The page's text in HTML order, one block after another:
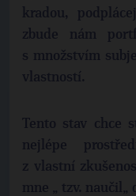
kradou,
zbude nám
s množstvím
vlastností.
Tento stav chce
nejlépe
z vlastní
mne „ tzv. naučil„